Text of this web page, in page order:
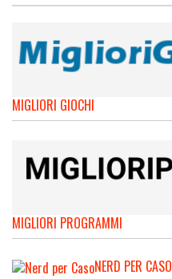
MIGLIORI GIOCHI
MIGLIORI PROGRAMMI
NERD PER CASO